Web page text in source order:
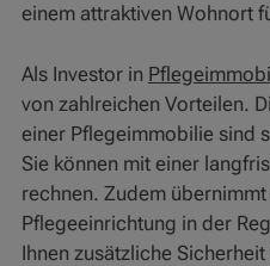
einem attraktiven Wohnort
Als Investor in
von zahlreichen Vorteilen.
einer Pflegeimmobilie sind
Sie können mit einer
rechnen. Zudem
Pflegeeinrichtung in der
Ihnen zusätzliche